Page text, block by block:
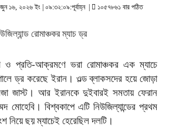
১৬, ২০২৬ ইং | ০৯:৩২:০৯:পূর্বাহ্ন | ১০৫৭৮৬১ বার পঠিত
প্রতি-আক্রমণে ভরা রোমাঞ্চকর এক ম্যাচে
ড্র করেছে ইরান। ওল্ড ব্লাকসদের হয়ে জোড়া
জাস্ট। আর ইরানকে দুইবারই সমতায় ফেরান
মোহেবি। বিশ্বকাপে এটি নিউজিল্যান্ডের প্রথম
নিয়ে ছয় ম্যাচেই হেরেছিল দলটি।